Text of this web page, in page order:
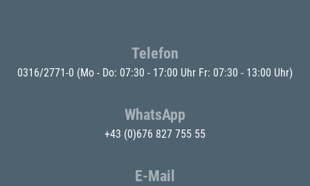
Telefon
0316/2771-0 (Mo - Do: 07:30 - 17:00 Uhr Fr: 07:30 - 13:00 Uhr)
WhatsApp
+43 (0)676 827 755 55
E-Mail